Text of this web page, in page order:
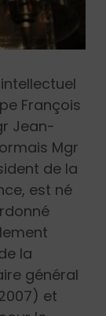
François
Jean-
Mgr
de la
est né
la
général
et